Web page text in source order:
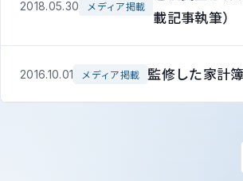
2018.05.30 メディア掲載
載記事執筆）
2016.10.01 メディア掲載 監修した家計